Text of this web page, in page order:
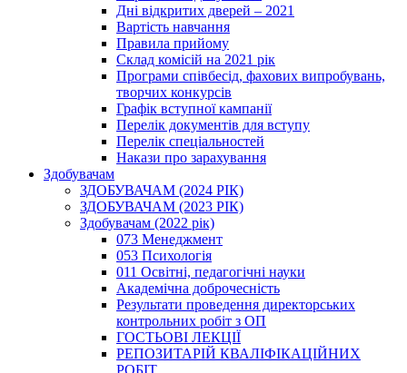
Дні відкритих дверей – 2021
Вартість навчання
Правила прийому
Склад комісій на 2021 рік
Програми співбесід, фахових випробувань,
творчих конкурсів
Графік вступної кампанії
Перелік документів для вступу
Перелік спеціальностей
Накази про зарахування
Здобувачам
ЗДОБУВАЧАМ (2024 РІК)
ЗДОБУВАЧАМ (2023 РІК)
Здобувачам (2022 рік)
073 Менеджмент
053 Психологія
011 Освітні, педагогічні науки
Академічна доброчесність
Результати проведення директорських
контрольних робіт з ОП
ГОСТЬОВІ ЛЕКЦІЇ
РЕПОЗИТАРІЙ КВАЛІФІКАЦІЙНИХ
РОБІТ